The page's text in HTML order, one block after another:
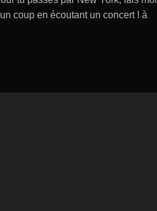
coup en écoutant un concert ! à